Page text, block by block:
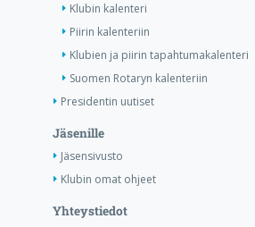
Klubin kalenteri
Piirin kalenteriin
Klubien ja piirin tapahtumakalenteri
Suomen Rotaryn kalenteriin
Presidentin uutiset
Jäsenille
Jäsensivusto
Klubin omat ohjeet
Yhteystiedot